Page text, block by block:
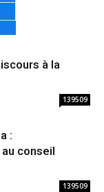
à la
139509
:
conseil
139509